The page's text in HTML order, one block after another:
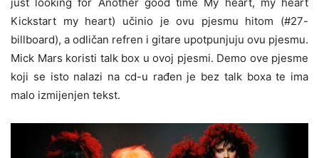
just looking for Another good time My heart, my heart
Kickstart my heart) učinio je ovu pjesmu hitom (#27-
billboard), a odličan refren i gitare upotpunjuju ovu pjesmu.
Mick Mars koristi talk box u ovoj pjesmi. Demo ove pjesme
koji se isto nalazi na cd-u rađen je bez talk boxa te ima
malo izmijenjen tekst.